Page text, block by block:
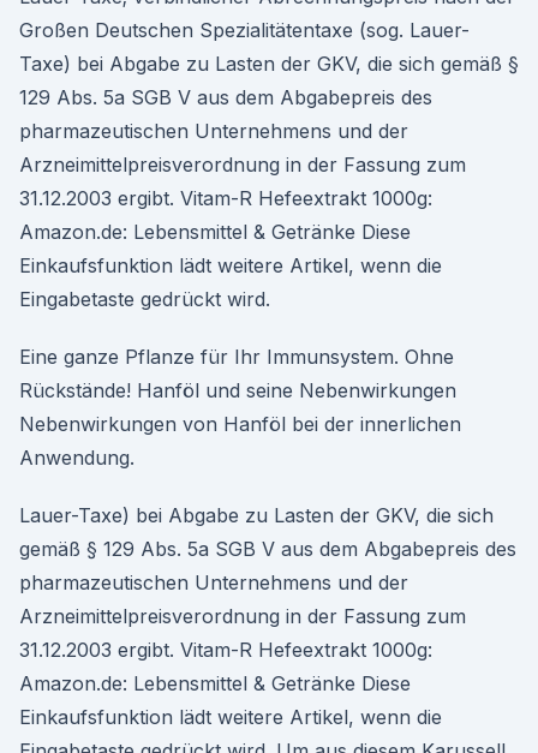
Großen Deutschen Spezialitätentaxe (sog. Lauer-
Taxe) bei Abgabe zu Lasten der GKV, die sich gemäß §
129 Abs. 5a SGB V aus dem Abgabepreis des
pharmazeutischen Unternehmens und der
Arzneimittelpreisverordnung in der Fassung zum
31.12.2003 ergibt. Vitam-R Hefeextrakt 1000g:
Amazon.de: Lebensmittel & Getränke Diese
Einkaufsfunktion lädt weitere Artikel, wenn die
Eingabetaste gedrückt wird.
Eine ganze Pflanze für Ihr Immunsystem. Ohne
Rückstände! Hanföl und seine Nebenwirkungen
Nebenwirkungen von Hanföl bei der innerlichen
Anwendung.
Lauer-Taxe) bei Abgabe zu Lasten der GKV, die sich
gemäß § 129 Abs. 5a SGB V aus dem Abgabepreis des
pharmazeutischen Unternehmens und der
Arzneimittelpreisverordnung in der Fassung zum
31.12.2003 ergibt. Vitam-R Hefeextrakt 1000g:
Amazon.de: Lebensmittel & Getränke Diese
Einkaufsfunktion lädt weitere Artikel, wenn die